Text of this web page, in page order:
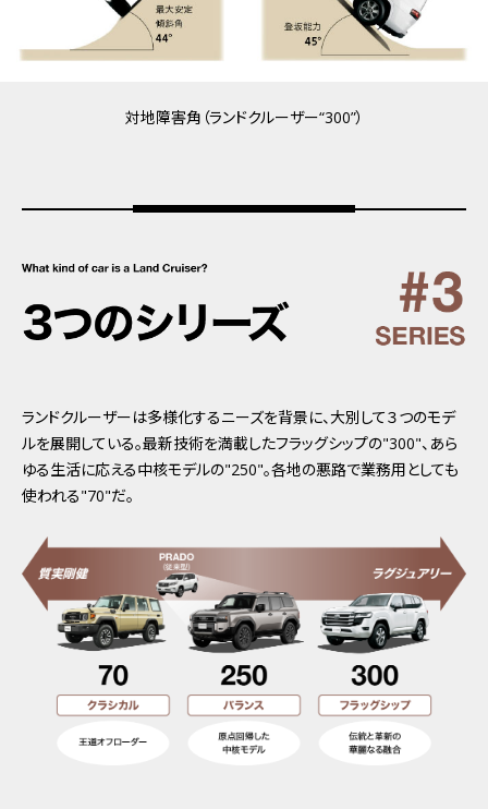
対地障害角（ランドクルーザー“300”）
ランドクルーザーは多様化するニーズを背景に、大別して３つのモデ
ルを展開している。最新技術を満載したフラッグシップの"300"、あら
ゆる生活に応える中核モデルの"250"。各地の悪路で業務用としても
使われる"70"だ。